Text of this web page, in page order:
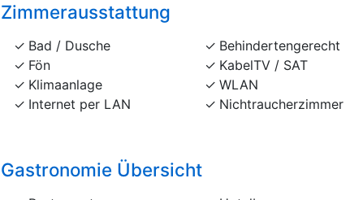
Zimmerausstattung
Bad / Dusche
Fön
Klimaanlage
Internet per LAN
Behindertengerecht
KabelTV / SAT
WLAN
Nichtraucherzimmer
Gastronomie Übersicht